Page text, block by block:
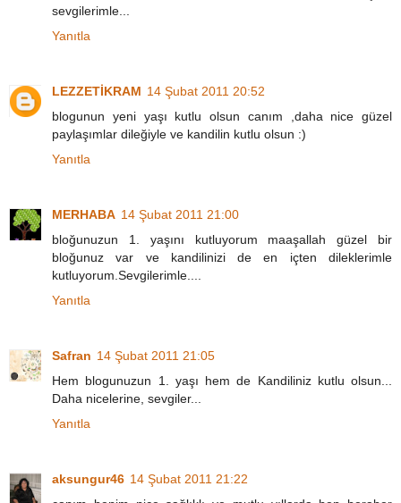
sevgilerimle...
Yanıtla
LEZZETİKRAM 14 Şubat 2011 20:52
blogunun yeni yaşı kutlu olsun canım ,daha nice güzel
paylaşımlar dileğiyle ve kandilin kutlu olsun :)
Yanıtla
MERHABA 14 Şubat 2011 21:00
bloğunuzun 1. yaşını kutluyorum maaşallah güzel bir
bloğunuz var ve kandilinizi de en içten dileklerimle
kutluyorum.Sevgilerimle....
Yanıtla
Safran 14 Şubat 2011 21:05
Hem blogunuzun 1. yaşı hem de Kandiliniz kutlu olsun...
Daha nicelerine, sevgiler...
Yanıtla
aksungur46 14 Şubat 2011 21:22